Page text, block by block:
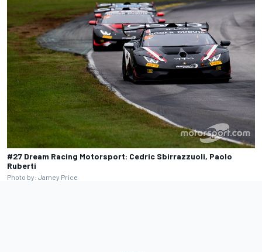
#27 Dream Racing Motorsport: Cedric Sbirrazzuoli, Paolo
Ruberti
Photo by: Jamey Price